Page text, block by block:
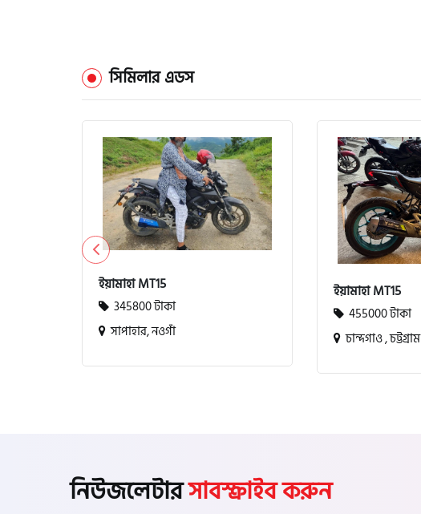
পিএইচপি (PHP)
টারো
স্পীডার (Speeder)
এমা (Emma)
সিমিলার এডস
ইয়ামাহা MT15
345800 টাকা
সাপাহার, নওগাঁ
ইয়ামাহা MT15
455000 টাকা
চান্দগাও , চট্টগ্রাম
নিউজলেটারসাবস্ক্রাইব করুন